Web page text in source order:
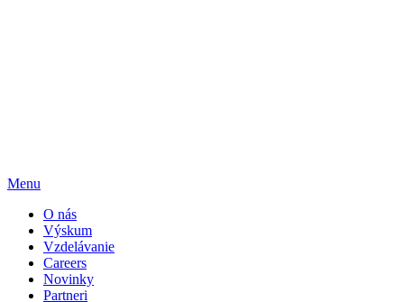
Menu
O nás
Výskum
Vzdelávanie
Careers
Novinky
Partneri